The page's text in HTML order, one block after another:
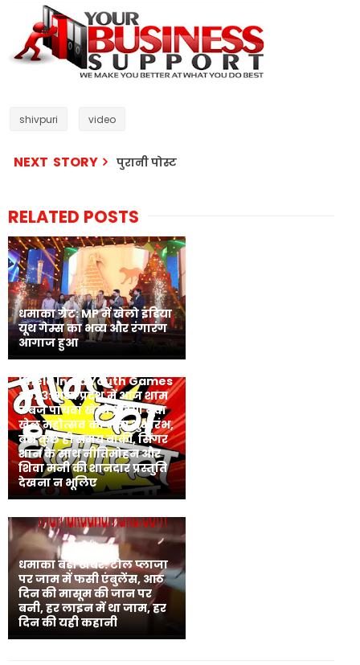
shivpuri video
NEXT STORY पुरानी पोस्ट
RELATED POSTS
धमाका ग्रेट: MP में खेलो इंडिया
यूथ गेम्स का भव्य और रंगारंग
आगाज हुआ
Khelo India Youth Games
2023: मध्‍य प्रदेश में आज शाम
7 बजे पांचवां खेलो इंडिया युवा
खेल महोत्सव का भव्य शुभारंभ,
बस कुछ ही समय बाकी, सिंगर
शान के साथ नीतिमोहन और
शिवा मनी की शानदार प्रस्तुति
देखना न भूलिए
धमाका बड़ी खबर: टोल प्लाजा
पर जाम में फसी एंबुलेंस, आठ
दिन की मासूम की जान पर
बनी, हर लाइन में था जाम, हर
दिन की यही कहानी